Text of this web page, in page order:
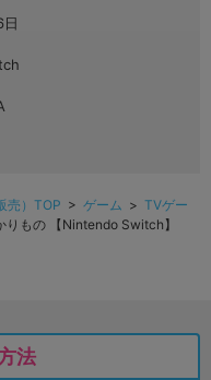
売）TOP > ゲーム > TVゲー
もの 【Nintendo Switch】
法